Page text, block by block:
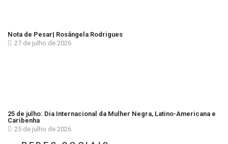
Nota de Pesar| Rosângela Rodrigues
27 de julho de 2026
25 de julho: Dia Internacional da Mulher Negra, Latino-Americana e
Caribenha
25 de julho de 2026